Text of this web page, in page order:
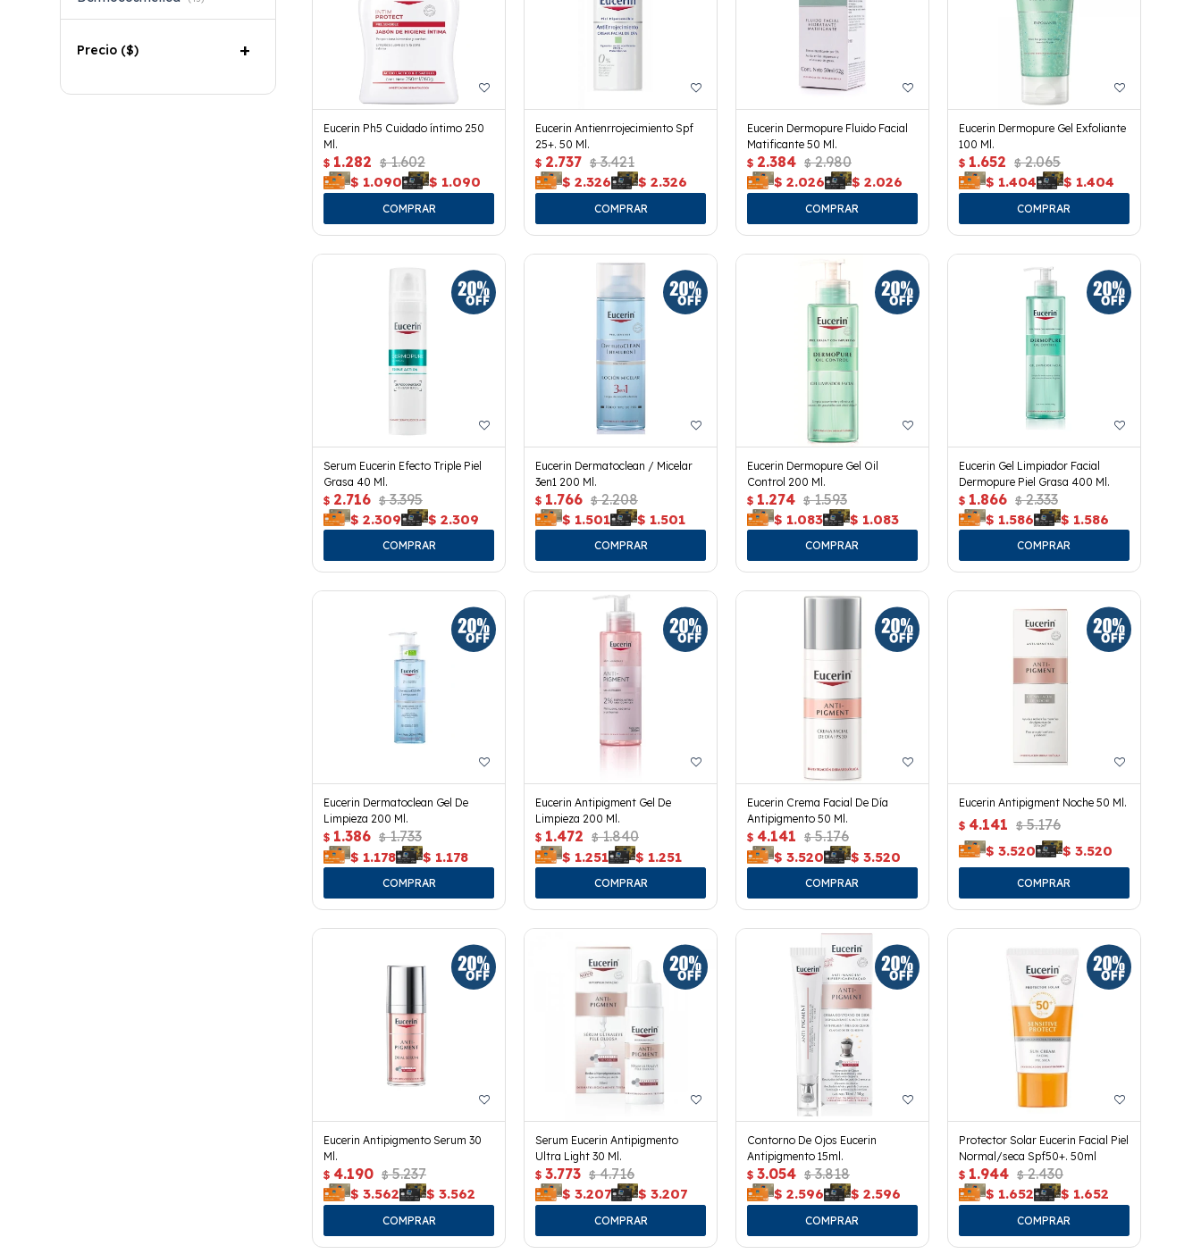
Eucerin Ph5 Cuidado íntimo 250
Ml.
$ 1.282 $ 1.602
$ 1.090 $ 1.090
Eucerin Antienrrojecimiento Spf
25+. 50 Ml.
$ 2.737 $ 3.421
$ 2.326 $ 2.326
Eucerin Dermopure Fluido Facial
Matificante 50 Ml.
$ 2.384 $ 2.980
$ 2.026 $ 2.026
Eucerin Dermopure Gel Exfoliante
100 Ml.
$ 1.652 $ 2.065
$ 1.404 $ 1.404
Serum Eucerin Efecto Triple Piel
Grasa 40 Ml.
$ 2.716 $ 3.395
$ 2.309 $ 2.309
Eucerin Dermatoclean / Micelar
3en1 200 Ml.
$ 1.766 $ 2.208
$ 1.501 $ 1.501
Eucerin Dermopure Gel Oil
Control 200 Ml.
$ 1.274 $ 1.593
$ 1.083 $ 1.083
Eucerin Gel Limpiador Facial
Dermopure Piel Grasa 400 Ml.
$ 1.866 $ 2.333
$ 1.586 $ 1.586
Eucerin Dermatoclean Gel De
Limpieza 200 Ml.
$ 1.386 $ 1.733
$ 1.178 $ 1.178
Eucerin Antipigment Gel De
Limpieza 200 Ml.
$ 1.472 $ 1.840
$ 1.251 $ 1.251
Eucerin Crema Facial De Día
Antipigmento 50 Ml.
$ 4.141 $ 5.176
$ 3.520 $ 3.520
Eucerin Antipigment Noche 50 Ml.
$ 4.141 $ 5.176
$ 3.520 $ 3.520
Eucerin Antipigmento Serum 30
Ml.
$ 4.190 $ 5.237
$ 3.562 $ 3.562
Serum Eucerin Antipigmento
Ultra Light 30 Ml.
$ 3.773 $ 4.716
$ 3.207 $ 3.207
Contorno De Ojos Eucerin
Antipigmento 15ml.
$ 3.054 $ 3.818
$ 2.596 $ 2.596
Protector Solar Eucerin Facial Piel
Normal/seca Spf50+. 50ml
$ 1.944 $ 2.430
$ 1.652 $ 1.652
Precio ($)